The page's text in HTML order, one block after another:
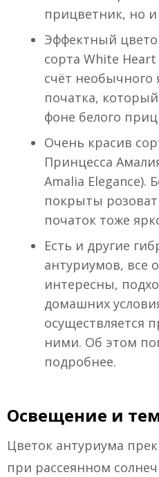
прицветник, но
Эффектный
сорта White
счёт необычного
початка,
фоне белого
Очень красив
Принцесса
Amalia Elegance).
покрыты
початок тоже
Есть и другие
антуриумов, все
интересны,
домашних
осуществляется
ними. Об этом
подробнее.
Освещение и
Цветок антуриума
при рассеянном